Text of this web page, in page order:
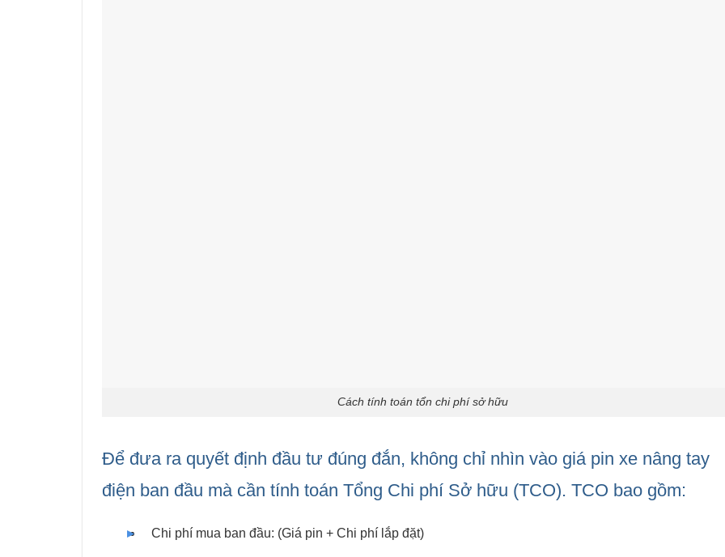
Cách tính toán tổn chi phí sở hữu
Để đưa ra quyết định đầu tư đúng đắn, không chỉ nhìn vào giá pin xe nâng tay
điện ban đầu mà cần tính toán Tổng Chi phí Sở hữu (TCO). TCO bao gồm:
Chi phí mua ban đầu: (Giá pin + Chi phí lắp đặt)